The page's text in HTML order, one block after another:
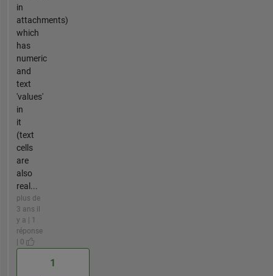
in
attachments)
which
has
numeric
and
text
'values'
in
it
(text
cells
are
also
real...
plus de
3 ans il
y a | 1
réponse
| 0
1